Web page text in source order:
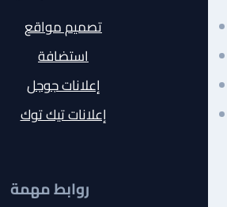
تصميم مواقع
استضافة
إعلانات جوجل
إعلانات تيك توك
روابط مهمة